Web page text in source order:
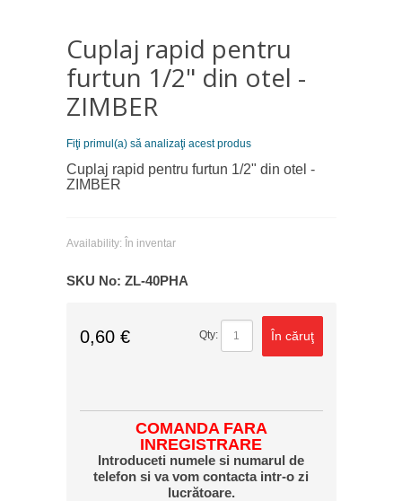
Cuplaj rapid pentru
furtun 1/2" din otel -
ZIMBER
Fiţi primul(a) să analizaţi acest produs
Cuplaj rapid pentru furtun 1/2" din otel -
ZIMBER
Availability: În inventar
SKU No: ZL-40PHA
0,60 € Qty: În căruţ
COMANDA FARA
INREGISTRARE
Introduceti numele si numarul de
telefon si va vom contacta intr-o zi
lucrătoare.